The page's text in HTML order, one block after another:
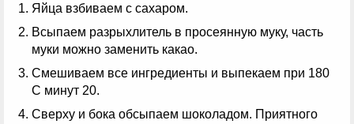
Яйца взбиваем с сахаром.
Всыпаем разрыхлитель в просеянную муку, часть
муки можно заменить какао.
Смешиваем все ингредиенты и выпекаем при 180
С минут 20.
Сверху и бока обсыпаем шоколадом. Приятного